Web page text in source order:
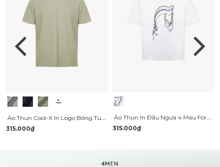
Áo Thun Cool-X In Logo Bông Tuyết Sau Cổ Form Regular AT189
315.000₫
Áo Thun In Đầu Ngựa 4 Màu Form Relax AT184
315.000₫